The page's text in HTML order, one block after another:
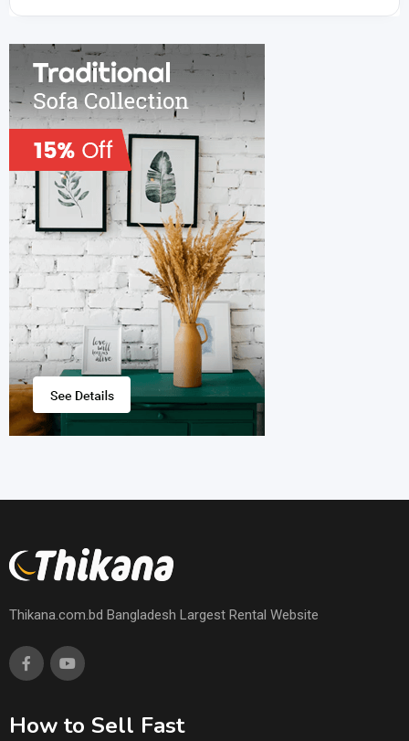
Thikana.com.bd Bangladesh Largest Rental Website
How to Sell Fast